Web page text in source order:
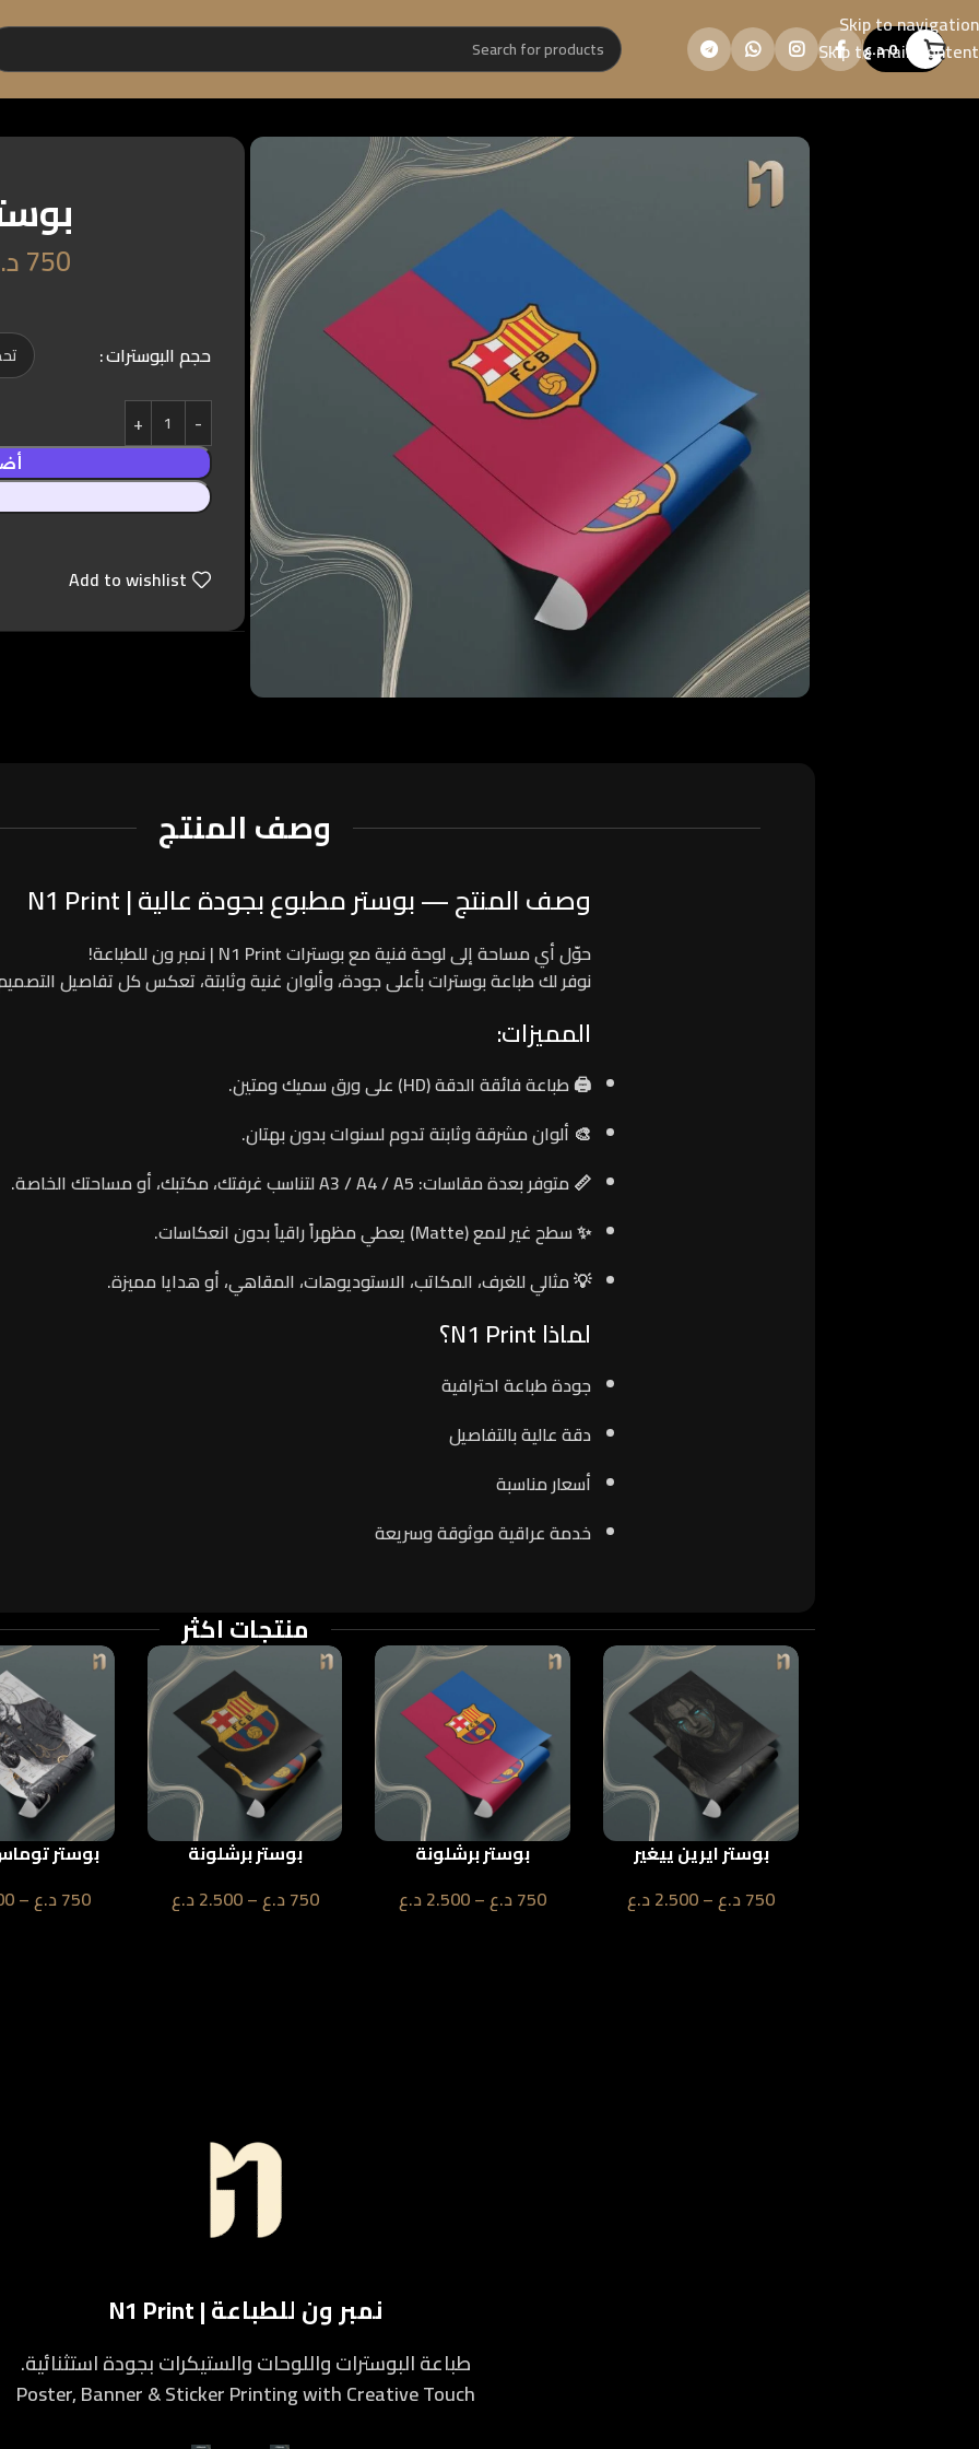
Skip to navigation
Skip to main content
0د.ع
750
حجم البوسترات
Add to wishlist
وصف المنتج
وصف المنتج — بوستر مطبوع بجودة عالية | N1 Print
حوّل أي مساحة إلى لوحة فنية مع بوستراتN1 Print | نمبر ون للطباعة
!
نوفر لك طباعة بوسترات بأعلى جودة، وألوان غنية وثابتة، تعكس كل تفاصيل
المميزات:
🖨️طباعة فائقة الدقة(HD) على ورق سميك ومتين.
🎨 ألوان مشرقة وثابتةتدوم لسنوات بدون بهتان.
📏متوفر بعدة مقاسات: A3 / A4 / A5 لتناسب غرفتك، مكتبك، أو مساحتك الخاصة.
✨سطح غير لامع(Matte) يعطي مظهراً راقياً بدون انعكاسات.
💡 مثالي للغرف، المكاتب، الاستوديوهات، المقاهي، أو هدايا مميزة.
لماذا N1 Print؟
جودة طباعة احترافية
دقة عالية بالتفاصيل
أسعار مناسبة
خدمة عراقية موثوقة وسريعة
منتجات اكثر
بوستر ايرين ييغير
750د.ع–
2.500د.ع
بوستر برشلونة
750د.ع–
2.500د.ع
بوستر برشلونة
750د.ع–
2.500د.ع
بوستر
750د.ع–
نمبر ون للطباعة | N1 Print
طباعة البوسترات واللوحات والستيكرات بجودة استثنائية.
Poster, Banner & Sticker Printing with Creative Touch